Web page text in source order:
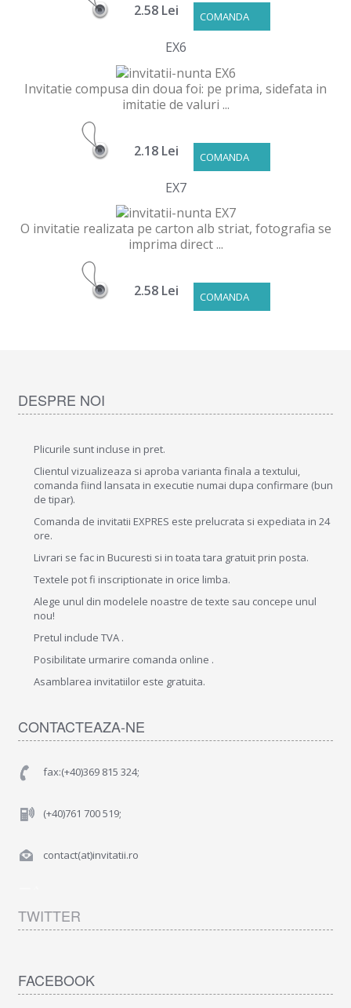
COMANDA
2.58 Lei
EX6
Invitatie compusa din doua foi: pe prima, sidefata in
imitatie de valuri ...
COMANDA
2.18 Lei
EX7
O invitatie realizata pe carton alb striat, fotografia se
imprima direct ...
COMANDA
2.58 Lei
DESPRE NOI
Plicurile sunt incluse in pret.
Clientul vizualizeaza si aproba varianta finala a textului,
comanda fiind lansata in executie numai dupa confirmare (bun
de tipar).
Comanda de invitatii EXPRES este prelucrata si expediata in 24
ore.
Livrari se fac in Bucuresti si in toata tara gratuit prin posta.
Textele pot fi inscriptionate in orice limba.
Alege unul din modelele noastre de texte sau concepe unul
nou!
Pretul include TVA .
Posibilitate urmarire comanda online .
Asamblarea invitatiilor este gratuita.
CONTACTEAZA-NE
fax:(+40)369 815 324;
(+40)761 700 519;
contact(at)invitatii.ro
TWITTER
FACEBOOK